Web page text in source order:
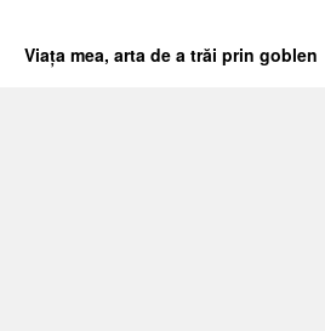
Viața mea, arta de a trăi prin goblen